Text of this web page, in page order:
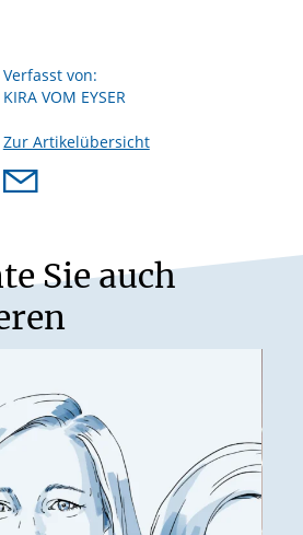
Verfasst von:
KIRA VOM EYSER
Zur Artikelübersicht
Sie auch